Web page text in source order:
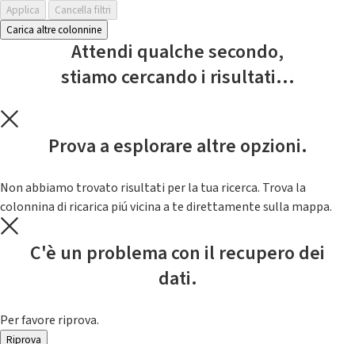
Applica
Cancella filtri
Carica altre colonnine
Attendi qualche secondo,
stiamo cercando i risultati...
Prova a esplorare altre opzioni.
Non abbiamo trovato risultati per la tua ricerca. Trova la
colonnina di ricarica piú vicina a te direttamente sulla mappa.
C'è un problema con il recupero dei
dati.
Per favore riprova.
Riprova